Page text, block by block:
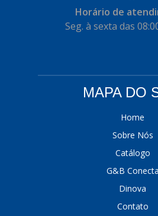
Horário de
Seg. à sexta das
MAPA DO
Home
Sobre Nós
Catálogo
G&B Conecta
Dinova
Contato